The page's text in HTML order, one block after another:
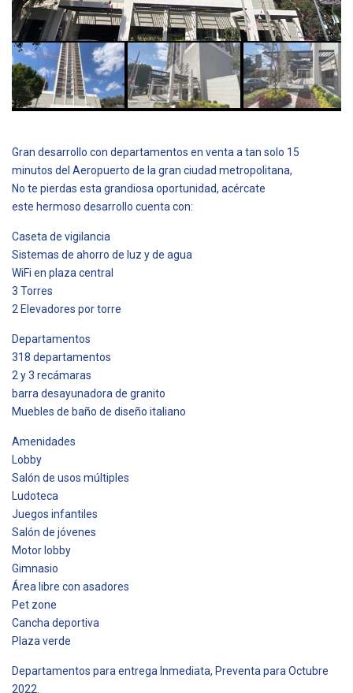
Gran desarrollo con departamentos en venta a tan solo 15
minutos del Aeropuerto de la gran ciudad metropolitana,
No te pierdas esta grandiosa oportunidad, acércate
este hermoso desarrollo cuenta con:
Caseta de vigilancia
Sistemas de ahorro de luz y de agua
WiFi en plaza central
3 Torres
2 Elevadores por torre
Departamentos
318 departamentos
2 y 3 recámaras
barra desayunadora de granito
Muebles de baño de diseño italiano
Amenidades
Lobby
Salón de usos múltiples
Ludoteca
Juegos infantiles
Salón de jóvenes
Motor lobby
Gimnasio
Área libre con asadores
Pet zone
Cancha deportiva
Plaza verde
Departamentos para entrega Inmediata, Preventa para Octubre
2022.